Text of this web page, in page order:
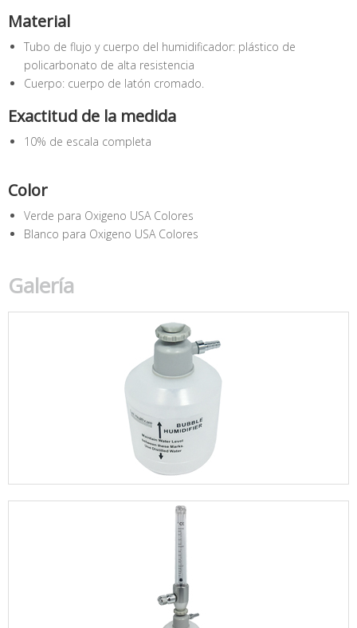
Material
Tubo de flujo y cuerpo del humidificador: plástico de
policarbonato de alta resistencia
Cuerpo: cuerpo de latón cromado.
Exactitud de la medida
10% de escala completa
Color
Verde para Oxigeno USA Colores
Blanco para Oxigeno USA Colores
Galería